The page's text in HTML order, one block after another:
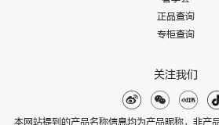
正品查询
专柜查询
关注我们
本网站提到的产品名称信息均为产品昵称，非